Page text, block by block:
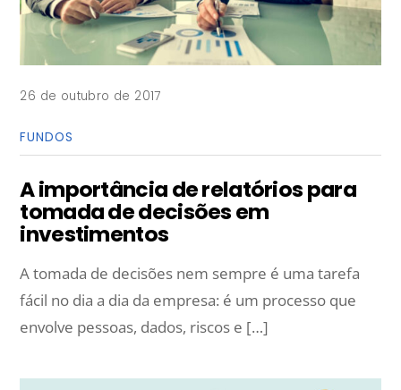
26 de outubro de 2017
FUNDOS
A importância de relatórios para
tomada de decisões em
investimentos
A tomada de decisões nem sempre é uma tarefa
fácil no dia a dia da empresa: é um processo que
envolve pessoas, dados, riscos e […]